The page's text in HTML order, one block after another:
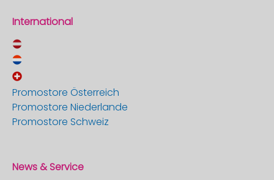
International
Promostore Österreich
Promostore Niederlande
Promostore Schweiz
News & Service